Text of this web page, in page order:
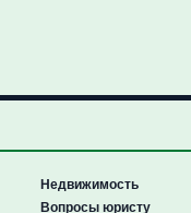
Недвижимость
Вопросы юристу